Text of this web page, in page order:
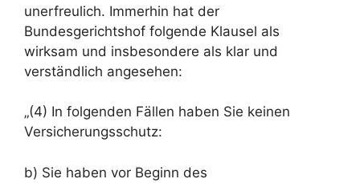
unerfreulich. Immerhin hat der
Bundesgerichtshof folgende Klausel als
wirksam und insbesondere als klar und
verständlich angesehen:
„(4) In folgenden Fällen haben Sie keinen
Versicherungsschutz:
b) Sie haben vor Beginn des